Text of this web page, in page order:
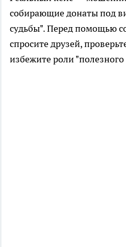
собирающие донаты под
судьбы". Перед помощью
спросите друзей,
избежите роли